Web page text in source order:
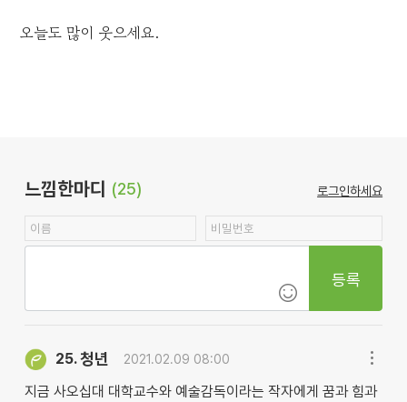
오늘도 많이 웃으세요.
느낌한마디 (25) 로그인하세요
등록
25.청년 2021.02.09 08:00
지금 사오십대 대학교수와 예술감독이라는 작자에게 꿈과 힘과